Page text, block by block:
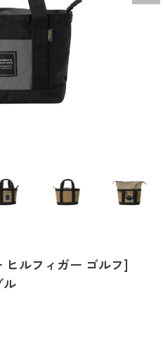
ヒルフィガー ゴルフ]
ル